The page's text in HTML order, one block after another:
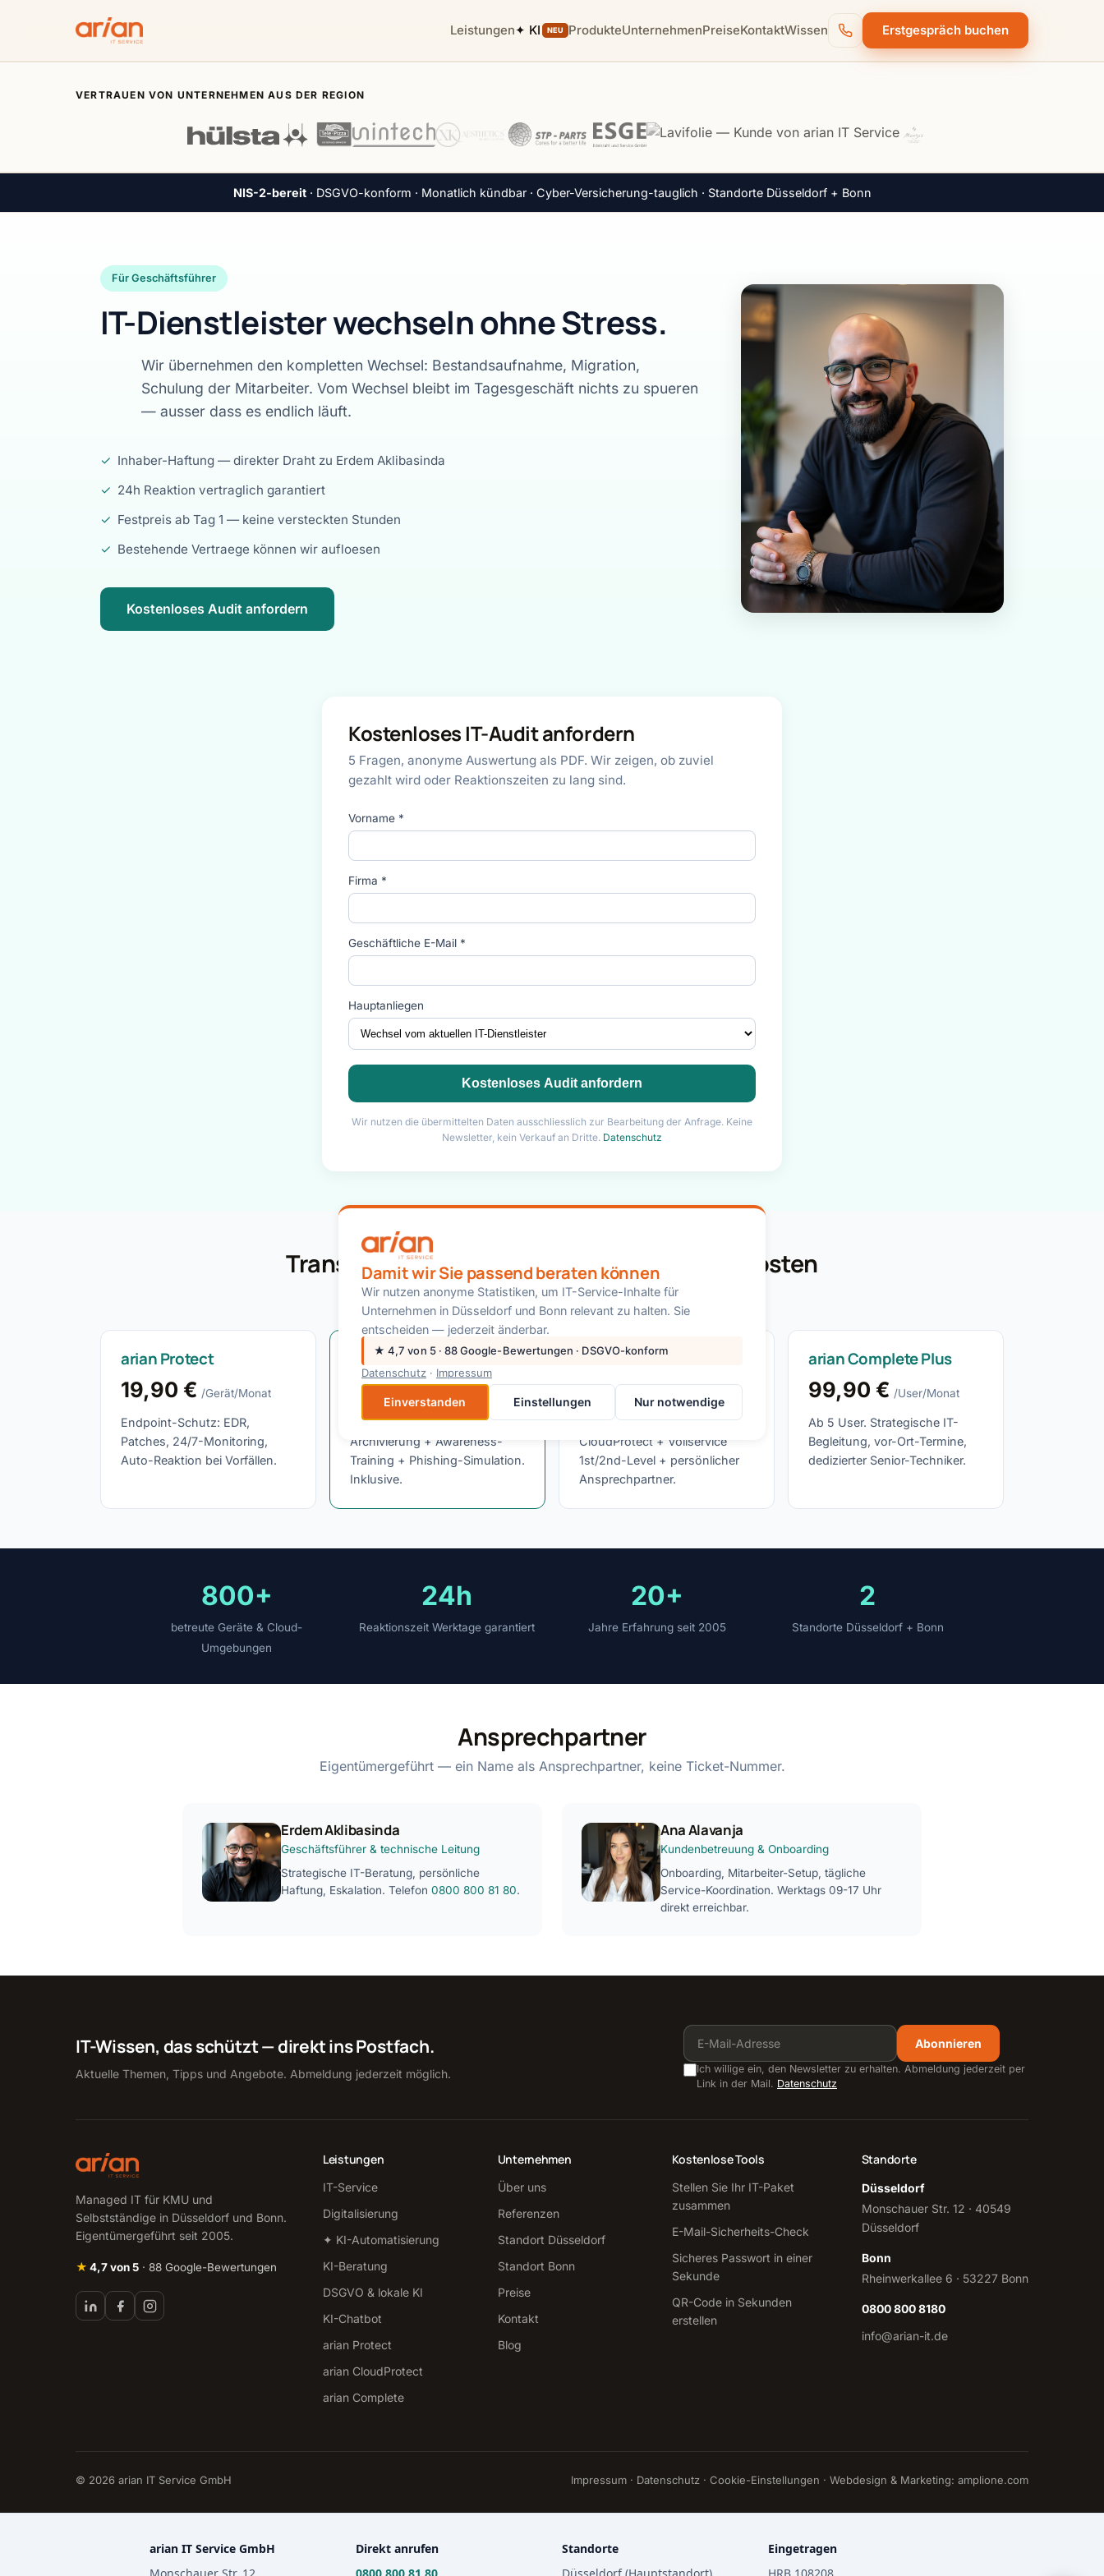
Leistungen✦ KI NEU ProdukteUnternehmenPreiseKontaktWissen Erstgespräch buchen
VERTRAUEN VON UNTERNEHMEN AUS DER REGION
NIS-2-bereit· DSGVO-konform · Monatlich kündbar · Cyber-Versicherung-tauglich · Standorte Düsseldorf + Bonn
Für Geschäftsführer
IT-Dienstleister wechseln ohne Stress.
Wir übernehmen den kompletten Wechsel: Bestandsaufnahme, Migration,
Schulung der Mitarbeiter. Vom Wechsel bleibt im Tagesgeschäft nichts zu spueren
— ausser dass es endlich läuft.
✓ Inhaber-Haftung — direkter Draht zu Erdem Aklibasinda
✓ 24h Reaktion vertraglich garantiert
✓ Festpreis ab Tag 1 — keine versteckten Stunden
✓ Bestehende Vertraege können wir aufloesen
Kostenloses Audit anfordern
Kostenloses IT-Audit anfordern
5 Fragen, anonyme Auswertung als PDF. Wir zeigen, ob zuviel
gezahlt wird oder Reaktionszeiten zu lang sind.
Vorname *
Firma *
Geschäftliche E-Mail *
Hauptanliegen
Kostenloses Audit anfordern
Wir nutzen die übermittelten Daten ausschliesslich zur Bearbeitung der Anfrage. Keine
Newsletter, kein Verkauf an Dritte. Datenschutz
Transparente Pakete — keine versteckten Kosten
Festpreise pro User oder Gerät, monatlich kündbar, ab 1 Mitarbeiter.
arian Protect
19,90 € /Gerät/Monat
Endpoint-Schutz: EDR,
Patches, 24/7-Monitoring,
Auto-Reaktion bei Vorfällen.
Beliebt
arian CloudProtect
24,90 €
M365-Backup + GoBD-Email-
Archivierung + Awareness-
Training + Phishing-Simulation.
Inklusive.
arian Complete
59,90 €
Alles aus Protect +
CloudProtect + Vollservice
1st/2nd-Level + persönlicher
Ansprechpartner.
arian Complete Plus
99,90 € /User/Monat
Ab 5 User. Strategische IT-
Begleitung, vor-Ort-Termine,
dedizierter Senior-Techniker.
800+
betreute Geräte & Cloud-
Umgebungen
24h
Reaktionszeit Werktage garantiert
20+
Jahre Erfahrung seit 2005
2
Standorte Düsseldorf + Bonn
Ansprechpartner
Eigentümergeführt — ein Name als Ansprechpartner, keine Ticket-Nummer.
Erdem Aklibasinda
Geschäftsführer & technische Leitung
Strategische IT-Beratung, persönliche
Haftung, Eskalation. Telefon 0800 800 81 80.
Ana Alavanja
Kundenbetreuung & Onboarding
Onboarding, Mitarbeiter-Setup, tägliche
Service-Koordination. Werktags 09-17 Uhr
direkt erreichbar.
IT-Wissen, das schützt — direkt ins Postfach.
Aktuelle Themen, Tipps und Angebote. Abmeldung jederzeit möglich.
Abonnieren
Ich willige ein, den Newsletter zu erhalten. Abmeldung jederzeit per
Link in der Mail. Datenschutz
Managed IT für KMU und
Selbstständige in Düsseldorf und Bonn.
Eigentümergeführt seit 2005.
★ 4,7 von 5· 88 Google-Bewertungen
Leistungen
IT-Service
Digitalisierung
✦ KI-Automatisierung
KI-Beratung
DSGVO & lokale KI
KI-Chatbot
arian Protect
arian CloudProtect
arian Complete
Unternehmen
Über uns
Referenzen
Standort Düsseldorf
Standort Bonn
Preise
Kontakt
Blog
Kostenlose Tools
Stellen Sie Ihr IT-Paket
zusammen
E-Mail-Sicherheits-Check
Sicheres Passwort in einer
Sekunde
QR-Code in Sekunden
erstellen
Standorte
Düsseldorf
Monschauer Str. 12 · 40549
Düsseldorf
Bonn
Rheinwerkallee 6 · 53227 Bonn
0800 800 8180
info@arian-it.de
© 2026 arian IT Service GmbH Impressum · Datenschutz · Cookie-Einstellungen · Webdesign & Marketing: amplione.com
arian IT Service GmbH
Direkt anrufen
Standorte
Eingetragen
Damit wir Sie passend beraten können
Wir nutzen anonyme Statistiken, um IT-Service-Inhalte für
Unternehmen in Düsseldorf und Bonn relevant zu halten. Sie
entscheiden — jederzeit änderbar.
★ 4,7 von 5 · 88 Google-Bewertungen · DSGVO-konform
Datenschutz · Impressum
Einverstanden Einstellungen Nur notwendige